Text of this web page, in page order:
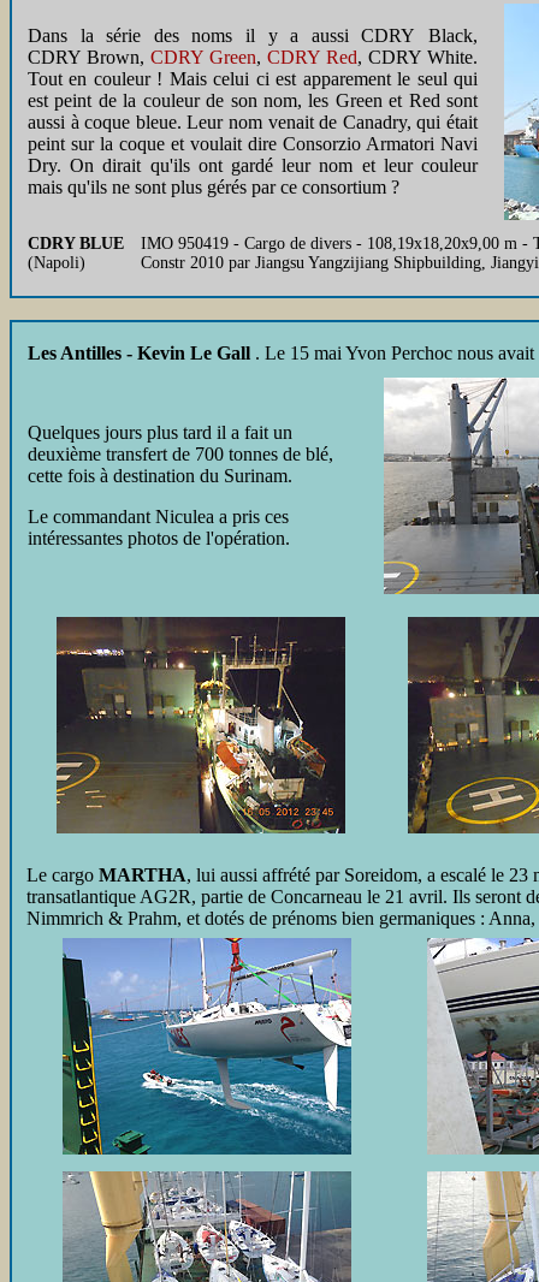
Dans la série des noms il y a aussi CDRY Black,
CDRY Brown, CDRY Green, CDRY Red, CDRY White.
Tout en couleur ! Mais celui ci est apparement le seul qui
est peint de la couleur de son nom, les Green et Red sont
aussi à coque bleue. Leur nom venait de Canadry, qui était
peint sur la coque et voulait dire Consorzio Armatori Navi
Dry. On dirait qu'ils ont gardé leur nom et leur couleur
mais qu'ils ne sont plus gérés par ce consortium ?
CDRY BLUE
(Napoli)
IMO 950419 - Cargo de divers - 108,19x18,20x9,00 m
Constr 2010 par Jiangsu Yangzijiang Shipbuilding,
Les Antilles - Kevin Le Gall . Le 15 mai Yvon Perchoc nous
Quelques jours plus tard il a fait un
deuxième transfert de 700 tonnes de blé,
cette fois à destination du Surinam.
Le commandant Niculea a pris ces
intéressantes photos de l'opération.
Le cargo MARTHA, lui aussi affrété par Soreidom, a escalé le
transatlantique AG2R, partie de Concarneau le 21 avril. Ils seront
Nimmrich & Prahm, et dotés de prénoms bien germaniques :